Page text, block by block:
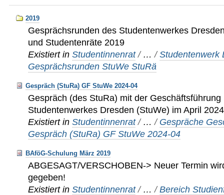
2019
Gesprächsrunden des Studentenwerkes
und Studentenräte 2019
Existiert in Studentinnenrat / …/Studentenwerk
Gesprächsrunden StuWe StuRä
Gespräch (StuRa) GF StuWe 2024-04
Gespräch (des StuRa) mit der Geschäftsführung
Studentenwerkes Dresden (StuWe) im April
Existiert in Studentinnenrat / …/ Gespräche
Gespräch (StuRa) GF StuWe 2024-04
BAföG-Schulung März 2019
ABGESAGT/VERSCHOBEN-> Neuer Termin
gegeben!
Existiert in Studentinnenrat / …/Bereich